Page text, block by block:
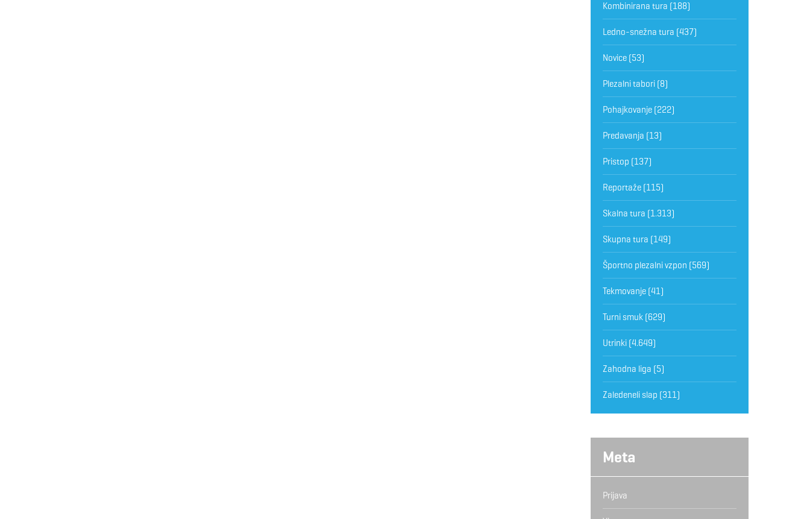
Kombinirana tura (188)
Ledno-snežna tura (437)
Novice(53)
Plezalni tabori(8)
Pohajkovanje(222)
Predavanja (13)
Pristop (137)
Reportaže(115)
Skalna tura (1.313)
Skupna tura (149)
Športno plezalni vzpon (569)
Tekmovanje(41)
Turni smuk(629)
Utrinki(4.649)
Zahodna liga (5)
Zaledeneli slap (311)
Meta
Prijava